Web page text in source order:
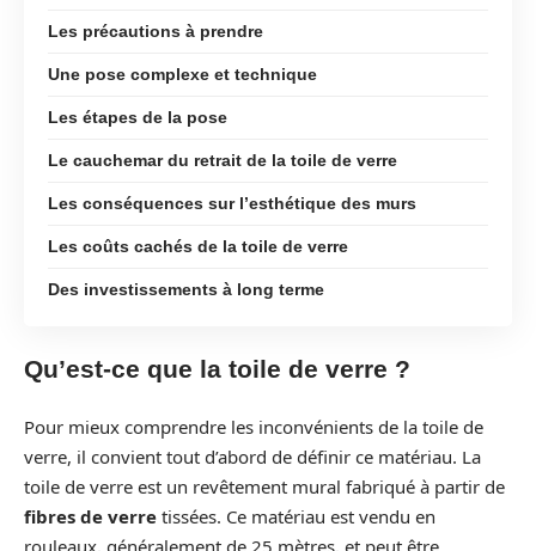
Les précautions à prendre
Une pose complexe et technique
Les étapes de la pose
Le cauchemar du retrait de la toile de verre
Les conséquences sur l’esthétique des murs
Les coûts cachés de la toile de verre
Des investissements à long terme
Qu’est-ce que la toile de verre ?
Pour mieux comprendre les inconvénients de la toile de
verre, il convient tout d’abord de définir ce matériau. La
toile de verre est un revêtement mural fabriqué à partir de
fibres de verre tissées. Ce matériau est vendu en
rouleaux, généralement de 25 mètres, et peut être